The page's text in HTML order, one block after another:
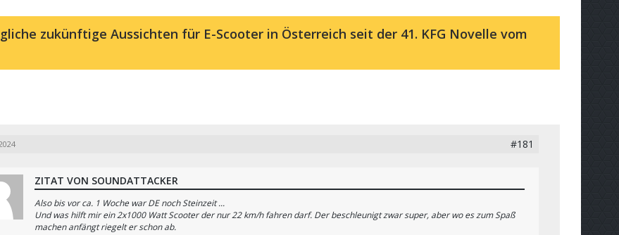
zukünftige Aussichten für E-Scooter in Österreich seit der 41. KFG Novelle vom
#181
ZITAT VON SOUNDATTACKER
Also bis vor ca. 1 Woche war DE noch Steinzeit ...
Und was hilft mir ein 2x1000 Watt Scooter der nur 22 km/h fahren darf. Der beschleunigt zwar super, aber wo es zum Spaß
machen anfängt riegelt er schon ab.